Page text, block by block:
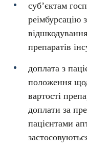
суб’єктам
реімбурсацію
препаратів
доплата з
положення
вартості
доплати за
пацієнтами